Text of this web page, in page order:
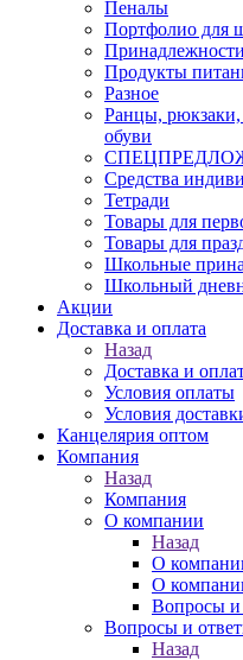
Пеналы
Портфолио для
Продукты
Разное
Ранцы,
обуви
Средства
Тетради
Товары для
Товары для
Школьные
Школьный
Акции
Доставка и оплата
Назад
Доставка и
Условия оплаты
Условия
Канцелярия оптом
Компания
Назад
Компания
О компании
Назад
О
О
Вопросы и
Вопросы и
Назад